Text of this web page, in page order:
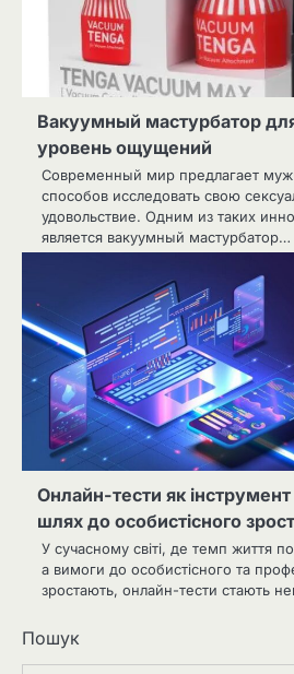
Вакуумный мастурбатор
уровень ощущений
Современный мир предлагает
способов исследовать свою
удовольствие. Одним из таких
является вакуумный мастурбатор…
Онлайн-тести як
шлях до особистісного
У сучасному світі, де темп життя
а вимоги до особистісного та
зростають, онлайн-тести стають
Пошук